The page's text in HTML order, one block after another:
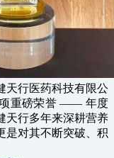
行医药科技有限公
项重磅荣誉 —— 年度
天行多年来深耕营养
是对其不断突破、积